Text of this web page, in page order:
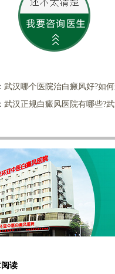
武汉哪个医院治白癜风好?如
武汉正规白癜风医院有哪些?
读